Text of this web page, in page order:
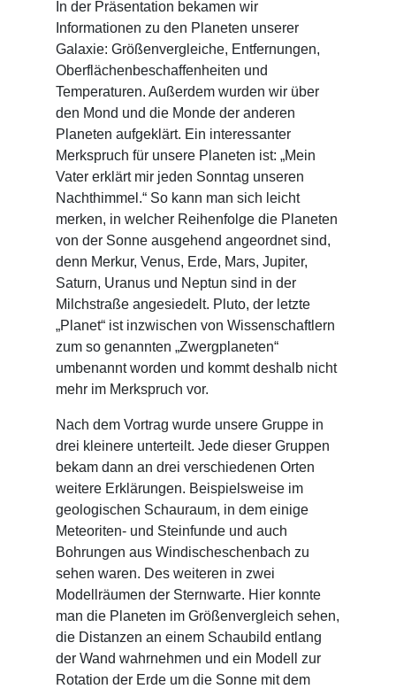
In der Präsentation bekamen wir
Informationen zu den Planeten unserer
Galaxie: Größenvergleiche, Entfernungen,
Oberflächenbeschaffenheiten und
Temperaturen. Außerdem wurden wir über
den Mond und die Monde der anderen
Planeten aufgeklärt. Ein interessanter
Merkspruch für unsere Planeten ist: „Mein
Vater erklärt mir jeden Sonntag unseren
Nachthimmel.“ So kann man sich leicht
merken, in welcher Reihenfolge die Planeten
von der Sonne ausgehend angeordnet sind,
denn Merkur, Venus, Erde, Mars, Jupiter,
Saturn, Uranus und Neptun sind in der
Milchstraße angesiedelt. Pluto, der letzte
„Planet“ ist inzwischen von Wissenschaftlern
zum so genannten „Zwergplaneten“
umbenannt worden und kommt deshalb nicht
mehr im Merkspruch vor.
Nach dem Vortrag wurde unsere Gruppe in
drei kleinere unterteilt. Jede dieser Gruppen
bekam dann an drei verschiedenen Orten
weitere Erklärungen. Beispielsweise im
geologischen Schauraum, in dem einige
Meteoriten- und Steinfunde und auch
Bohrungen aus Windischeschenbach zu
sehen waren. Des weiteren in zwei
Modellräumen der Sternwarte. Hier konnte
man die Planeten im Größenvergleich sehen,
die Distanzen an einem Schaubild entlang
der Wand wahrnehmen und ein Modell zur
Rotation der Erde um die Sonne mit dem